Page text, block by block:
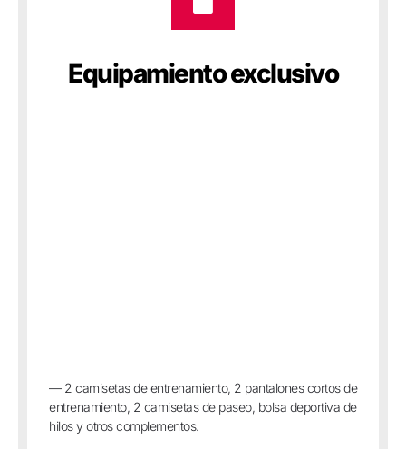
Equipamiento exclusivo
— 2 camisetas de entrenamiento, 2 pantalones cortos de
entrenamiento, 2 camisetas de paseo, bolsa deportiva de
hilos y otros complementos.